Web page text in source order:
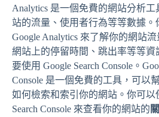
Analytics 是一個免費的網站分析工
站的流量、使用者行為等等數據。
Google Analytics 來了解你的網站
網站上的停留時間、跳出率等等資
要使用 Google Search Console。
Console 是一個免費的工具，可以
如何檢索和索引你的網站。你可以
Search Console 來查看你的網站的